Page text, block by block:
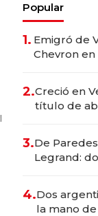
Popular
1. Emigró de
Chevron en
2.Creció en
título de
3.De
Legrand:
4.Dos
la mano